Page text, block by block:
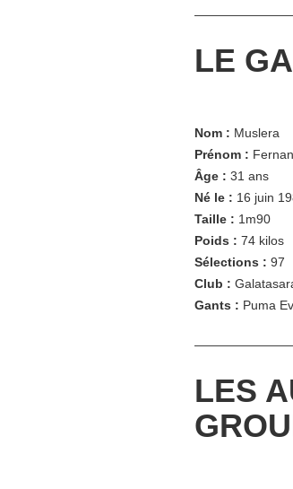
LE
Nom : Muslera
Prénom :
Âge : 31 ans
Né le : 16 juin
Taille : 1m90
Poids : 74 kilos
Sélections : 97
Club :
Gants : Puma
LES